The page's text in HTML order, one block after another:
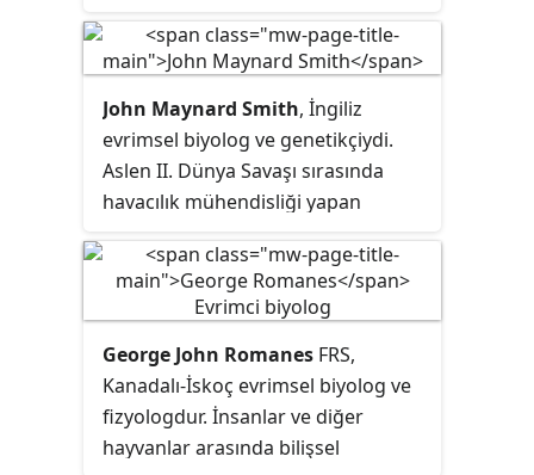
Fisher'ın akıl hocasıydı.
John Maynard Smith, İngiliz
evrimsel biyolog ve genetikçiydi.
Aslen II. Dünya Savaşı sırasında
havacılık mühendisliği yapan
J.B.S. Haldane danışmanlığında
genetik alanında ikinci derecesini
aldı. Maynard Smith, George R.
Price ile birlikte oyun teorisinin
evrime uygulanmasında etkili oldu.
Cinsiyetin evrimi ve sinyal teorisi
gibi diğer problemler üzerine
George John Romanes FRS,
Kanadalı-İskoç evrimsel biyolog ve
fizyologdur. İnsanlar ve diğer
hayvanlar arasında bilişsel